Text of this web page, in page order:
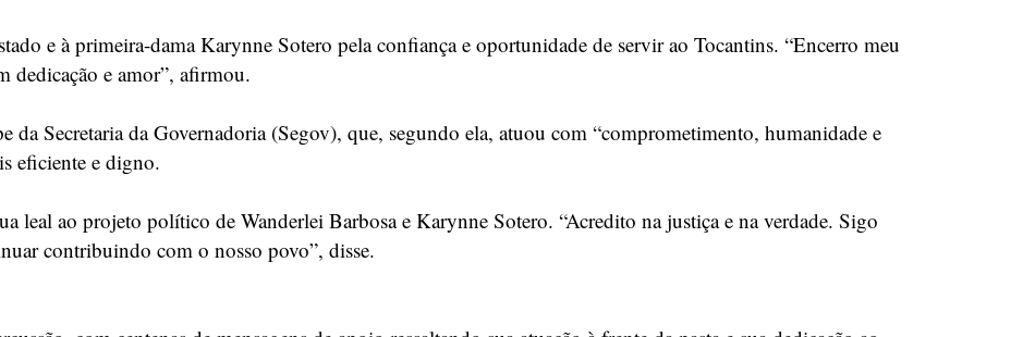
e à primeira-dama Karynne Sotero pela confiança e oportunidade de servir ao Tocantins. “Encerro meu
dedicação e amor”, afirmou.
da Secretaria da Governadoria (Segov), que, segundo ela, atuou com “comprometimento, humanidade e
eficiente e digno.
leal ao projeto político de Wanderlei Barbosa e Karynne Sotero. “Acredito na justiça e na verdade. Sigo
contribuindo com o nosso povo”, disse.